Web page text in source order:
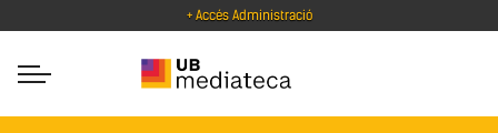
+ Accés Administració